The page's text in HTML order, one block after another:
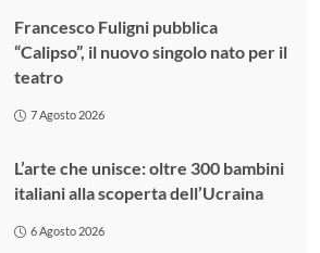
Francesco Fuligni pubblica
“Calipso”, il nuovo singolo nato per il
teatro
7 Agosto 2026
L’arte che unisce: oltre 300 bambini
italiani alla scoperta dell’Ucraina
6 Agosto 2026